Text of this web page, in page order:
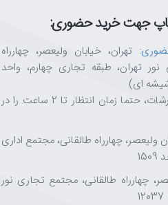
جهت خرید حضوری:
: تهران، خیابان ولیعصر، چهارراه
تهران، طبقه تجاری چهارم، واحد
(به علت حجم بالای سفارشات، حتما زمان انتظار تا 2 ساعت را در
ولیعصر، چهارراه طالقانی، مجتمع اداری
چهارراه طالقانی، مجتمع تجاری نور